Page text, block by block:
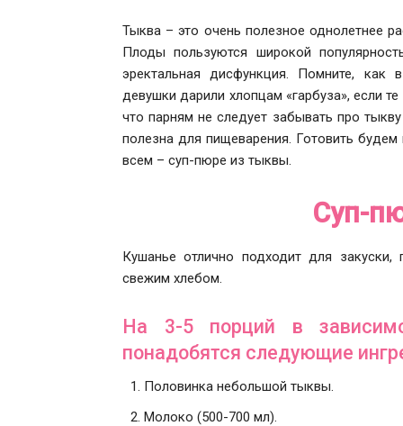
Тыква – это очень полезное однолетнее
Плоды пользуются широкой
эректальная дисфункция. Помните,
девушки дарили хлопцам «гарбуза», если
что парням не следует забывать про
полезна для пищеварения. Готовить
всем – суп-пюре из тыквы.
Суп-
Кушанье отлично подходит для
свежим хлебом.
На 3-5 порций в
понадобятся следующие
Половинка небольшой тыквы.
Молоко (500-700 мл).